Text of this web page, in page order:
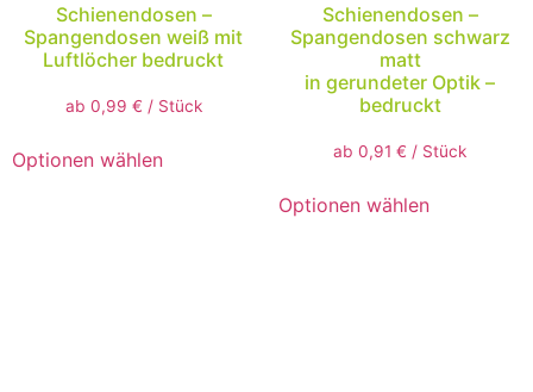
Schienendosen –
Spangendosen weiß mit
Luftlöcher bedruckt
ab 0,99 € / Stück
Optionen wählen
Schienendosen –
Spangendosen schwarz
matt
in gerundeter Optik –
bedruckt
ab 0,91 € / Stück
Optionen wählen